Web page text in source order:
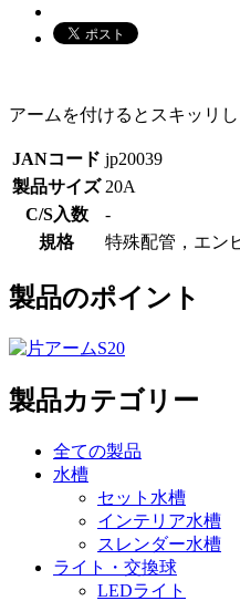
アームを付けるとスキッリし
JANコード jp20039
製品サイズ 20A
C/S入数
-
規格
特殊配管，エン
製品のポイント
製品カテゴリー
全ての製品
水槽
セット水槽
インテリア水槽
スレンダー水槽
ライト・交換球
LEDライト